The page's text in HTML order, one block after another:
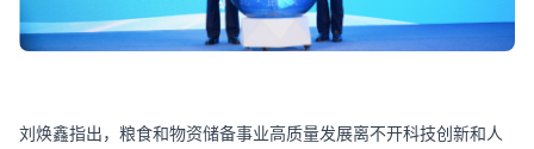
刘焕鑫指出，粮食和物资储备事业高质量发展离不开科技创新和人